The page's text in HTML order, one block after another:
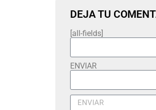
DEJA TU
[all-fields]
ENVIAR